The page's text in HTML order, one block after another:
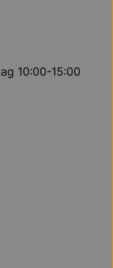
10:00-15:00